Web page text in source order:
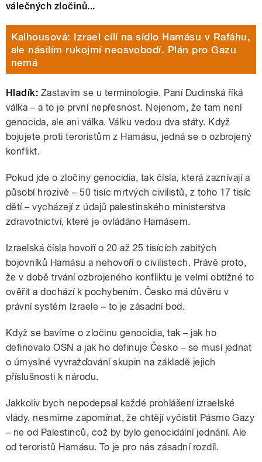
válečných zločinů...
Kalhousová: Izrael cílí na sídlo Hamásu v Rafáhu,
ale násilím rukojmí neosvobodí. Plán pro Gazu
nemá
Hladík: Zastavím se u terminologie. Paní Dudinská říká
válka – a to je první nepřesnost. Nejenom, že tam není
genocida, ale ani válka. Válku vedou dva státy. Když
bojujete proti teroristům z Hamásu, jedná se o ozbrojený
konflikt.
Pokud jde o zločiny genocidia, tak čísla, která zaznívají a
působí hrozivě – 50 tisíc mrtvých civilistů, z toho 17 tisíc
dětí – vycházejí z údajů palestinského ministerstva
zdravotnictví, které je ovládáno Hamásem.
Izraelská čísla hovoří o 20 až 25 tisících zabitých
bojovníků Hamásu a nehovoří o civilistech. Právě proto,
že v době trvání ozbrojeného konfliktu je velmi obtížné to
ověřit a dochází k pochybením. Česko má důvěru v
právní systém Izraele – to je zásadní bod.
Když se bavíme o zločinu genocidia, tak – jak ho
definovalo OSN a jak ho definuje Česko – se musí jednat
o úmyslné vyvražďování skupin na základě jejich
příslušnosti k národu.
Jakkoliv bych nepodepsal každé prohlášení izraelské
vlády, nesmíme zapomínat, že chtějí vyčistit Pásmo Gazy
– ne od Palestinců, což by bylo genocidální jednání. Ale
od teroristů Hamásu. To je pro nás zásadní rozdíl.